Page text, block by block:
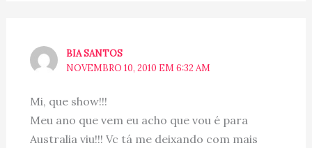
BIA SANTOS
NOVEMBRO 10, 2010 EM 6:32 AM
Mi, que show!!!
Meu ano que vem eu acho que vou é para
Australia viu!!! Vc tá me deixando com mais